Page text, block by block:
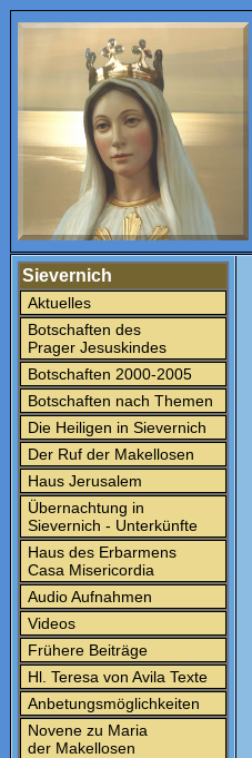
Sievernich
Aktuelles
Botschaften des
Prager Jesuskindes
Botschaften 2000-2005
Botschaften nach Themen
Die Heiligen in Sievernich
Der Ruf der Makellosen
Haus Jerusalem
Übernachtung in
Sievernich - Unterkünfte
Haus des Erbarmens
Casa Misericordia
Audio Aufnahmen
Videos
Frühere Beiträge
Hl. Teresa von Avila Texte
Anbetungsmöglichkeiten
Novene zu Maria
der Makellosen